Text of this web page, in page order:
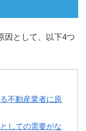
因として、以下4つ
不動産業者に原
しての需要がな